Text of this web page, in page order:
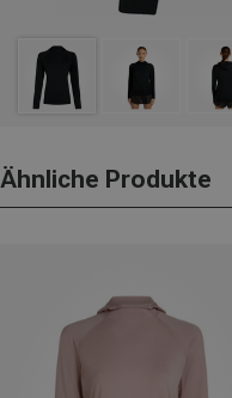
Ähnliche Produkte